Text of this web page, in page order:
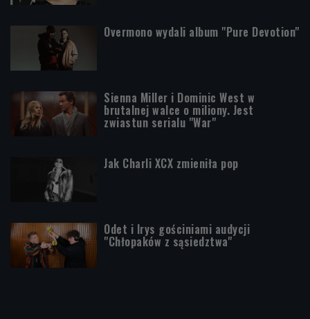
Overmono wydali album "Pure Devotion"
Sienna Miller i Dominic West w
brutalnej walce o miliony. Jest
zwiastun serialu "War"
Jak Charli XCX zmieniła pop
Odet i Irys gościniami audycji
"Chłopaków z sąsiedztwa"